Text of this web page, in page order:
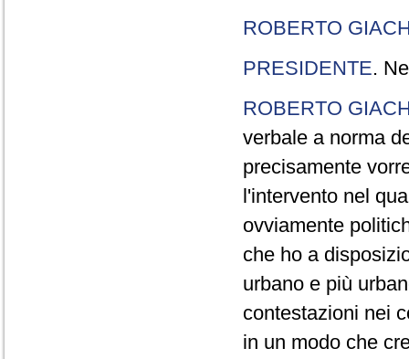
ROBERTO
PRESIDENTE.
ROBERTO
verbale a norma
precisamente
l'intervento nel
ovviamente
che ho a
urbano e più
contestazioni nei
in un modo che